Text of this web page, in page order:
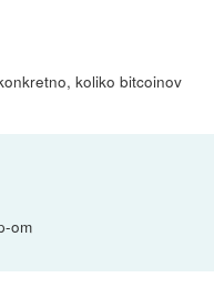
koliko bitcoinov
om